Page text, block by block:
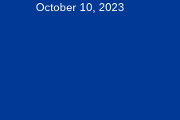
October 10, 2023